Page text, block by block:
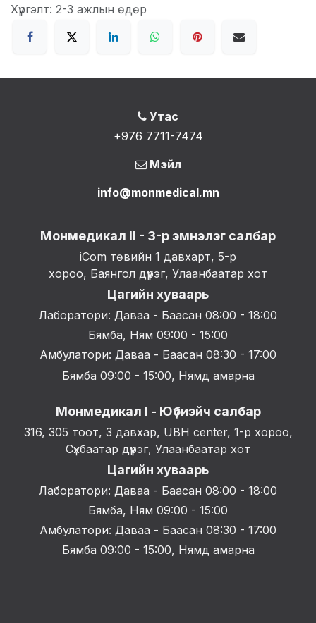
Хүргэлт: 2-3 ажлын өдөр
Утас
+976 7711-7474
Мэйл
info@monmedical.mn
Монмедикал II - 3-р эмнэлэг салбар
iCom төвийн 1 давхарт, 5-р
хороо, Баянгол дүүрэг, Улаанбаатар хот
Цагийн хуваарь
Лаборатори: Даваа - Баасан 08:00 - 18:00
Бямба, Ням 09:00 - 15:00
Амбулатори: Даваа - Баасан 08:30 - 17:00
Бямба 09:00 - 15:00, Нямд амарна
Монмедикал I - Юүбиэйч салбар
316, 305 тоот, 3 давхар, UBH center, 1-р хороо,
Сүхбаатар дүүрэг, Улаанбаатар хот
Цагийн хуваарь
Лаборатори: Даваа - Баасан 08:00 - 18:00
Бямба, Ням 09:00 - 15:00
Амбулатори: Даваа - Баасан 08:30 - 17:00
Бямба 09:00 - 15:00, Нямд амарна